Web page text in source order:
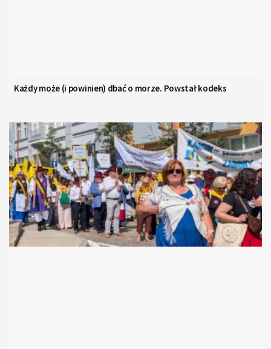
Każdy może (i powinien) dbać o morze. Powstał kodeks